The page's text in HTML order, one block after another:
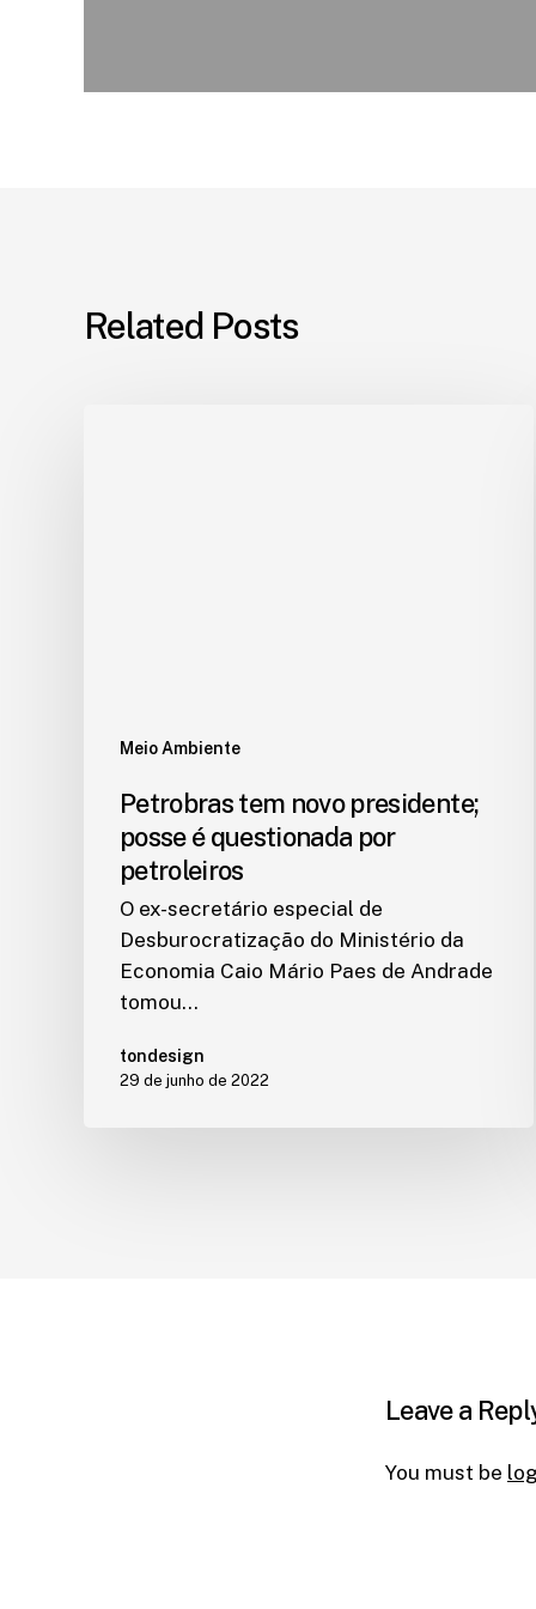
Related Posts
Meio Ambiente
Petrobras tem novo presidente;
posse é questionada por
petroleiros
O ex-secretário especial de
Desburocratização do Ministério da
Economia Caio Mário Paes de Andrade
tomou…
tondesign
29 de junho de 2022
Leave a
You must be